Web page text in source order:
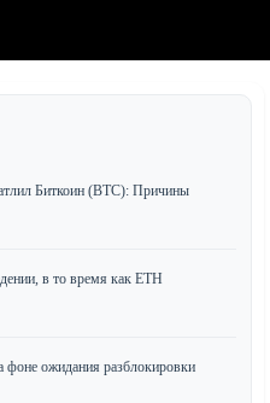
Биткоин (BTC): Причины
в то время как ETH
фоне ожидания разблокировки